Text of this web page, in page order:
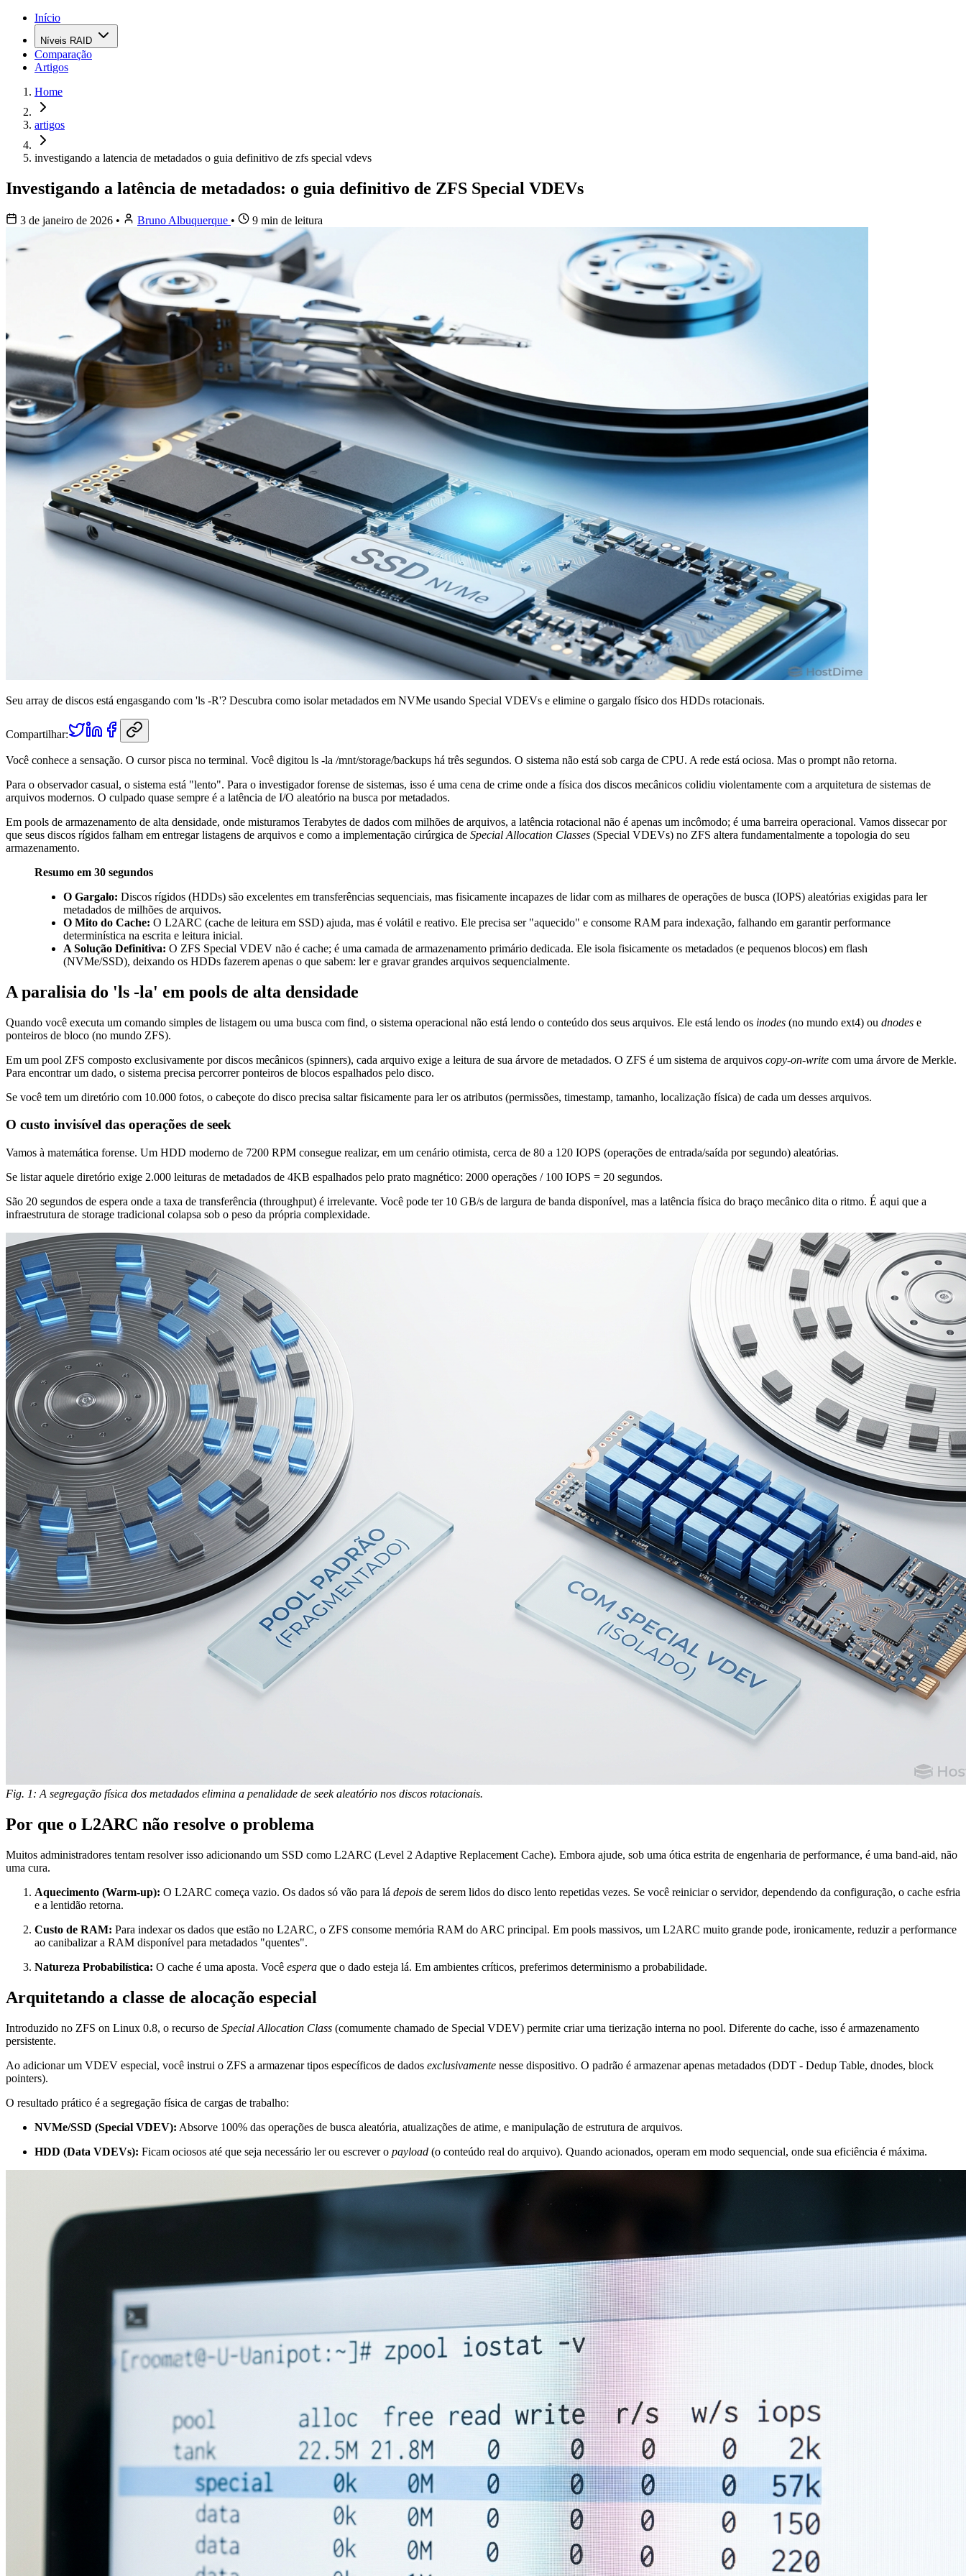
Início
Níveis RAID
Comparação
Artigos
Home
artigos
investigando a latencia de metadados o guia definitivo de zfs special vdevs
Investigando a latência de metadados: o guia definitivo de ZFS Special VDEVs
3 de janeiro de 2026 • Bruno Albuquerque • 9 min de leitura
Seu array de discos está engasgando com 'ls -R'? Descubra como isolar metadados em NVMe usando Special VDEVs e elimine o gargalo físico dos HDDs rotacionais.
Compartilhar:
Você conhece a sensação. O cursor pisca no terminal. Você digitou ls -la /mnt/storage/backups há três segundos. O sistema não está sob carga de CPU. A rede está ociosa. Mas o prompt não retorna.
Para o observador casual, o sistema está "lento". Para o investigador forense de sistemas, isso é uma cena de crime onde a física dos discos mecânicos colidiu violentamente com a arquitetura de sistemas de
arquivos modernos. O culpado quase sempre é a latência de I/O aleatório na busca por metadados.
Em pools de armazenamento de alta densidade, onde misturamos Terabytes de dados com milhões de arquivos, a latência rotacional não é apenas um incômodo; é uma barreira operacional. Vamos dissecar por
que seus discos rígidos falham em entregar listagens de arquivos e como a implementação cirúrgica de Special Allocation Classes (Special VDEVs) no ZFS altera fundamentalmente a topologia do seu
armazenamento.
Resumo em 30 segundos
O Gargalo: Discos rígidos (HDDs) são excelentes em transferências sequenciais, mas fisicamente incapazes de lidar com as milhares de operações de busca (IOPS) aleatórias exigidas para ler
metadados de milhões de arquivos.
O Mito do Cache: O L2ARC (cache de leitura em SSD) ajuda, mas é volátil e reativo. Ele precisa ser "aquecido" e consome RAM para indexação, falhando em garantir performance
determinística na escrita e leitura inicial.
A Solução Definitiva: O ZFS Special VDEV não é cache; é uma camada de armazenamento primário dedicada. Ele isola fisicamente os metadados (e pequenos blocos) em flash
(NVMe/SSD), deixando os HDDs fazerem apenas o que sabem: ler e gravar grandes arquivos sequencialmente.
A paralisia do 'ls -la' em pools de alta densidade
Quando você executa um comando simples de listagem ou uma busca com find, o sistema operacional não está lendo o conteúdo dos seus arquivos. Ele está lendo os inodes (no mundo ext4) ou dnodes e
ponteiros de bloco (no mundo ZFS).
Em um pool ZFS composto exclusivamente por discos mecânicos (spinners), cada arquivo exige a leitura de sua árvore de metadados. O ZFS é um sistema de arquivos copy-on-write com uma árvore de Merkle.
Para encontrar um dado, o sistema precisa percorrer ponteiros de blocos espalhados pelo disco.
Se você tem um diretório com 10.000 fotos, o cabeçote do disco precisa saltar fisicamente para ler os atributos (permissões, timestamp, tamanho, localização física) de cada um desses arquivos.
O custo invisível das operações de seek
Vamos à matemática forense. Um HDD moderno de 7200 RPM consegue realizar, em um cenário otimista, cerca de 80 a 120 IOPS (operações de entrada/saída por segundo) aleatórias.
Se listar aquele diretório exige 2.000 leituras de metadados de 4KB espalhados pelo prato magnético: 2000 operações / 100 IOPS = 20 segundos.
São 20 segundos de espera onde a taxa de transferência (throughput) é irrelevante. Você pode ter 10 GB/s de largura de banda disponível, mas a latência física do braço mecânico dita o ritmo. É aqui que a
infraestrutura de storage tradicional colapsa sob o peso da própria complexidade.
Fig. 1: A segregação física dos metadados elimina a penalidade de seek aleatório nos discos rotacionais.
Por que o L2ARC não resolve o problema
Muitos administradores tentam resolver isso adicionando um SSD como L2ARC (Level 2 Adaptive Replacement Cache). Embora ajude, sob uma ótica estrita de engenharia de performance, é uma band-aid, não
uma cura.
Aquecimento (Warm-up): O L2ARC começa vazio. Os dados só vão para lá depois de serem lidos do disco lento repetidas vezes. Se você reiniciar o servidor, dependendo da configuração, o cache esfria
e a lentidão retorna.
Custo de RAM: Para indexar os dados que estão no L2ARC, o ZFS consome memória RAM do ARC principal. Em pools massivos, um L2ARC muito grande pode, ironicamente, reduzir a performance
ao canibalizar a RAM disponível para metadados "quentes".
Natureza Probabilística: O cache é uma aposta. Você espera que o dado esteja lá. Em ambientes críticos, preferimos determinismo a probabilidade.
Arquitetando a classe de alocação especial
Introduzido no ZFS on Linux 0.8, o recurso de Special Allocation Class (comumente chamado de Special VDEV) permite criar uma tierização interna no pool. Diferente do cache, isso é armazenamento
persistente.
Ao adicionar um VDEV especial, você instrui o ZFS a armazenar tipos específicos de dados exclusivamente nesse dispositivo. O padrão é armazenar apenas metadados (DDT - Dedup Table, dnodes, block
pointers).
O resultado prático é a segregação física de cargas de trabalho:
NVMe/SSD (Special VDEV): Absorve 100% das operações de busca aleatória, atualizações de atime, e manipulação de estrutura de arquivos.
HDD (Data VDEVs): Ficam ociosos até que seja necessário ler ou escrever o payload (o conteúdo real do arquivo). Quando acionados, operam em modo sequencial, onde sua eficiência é máxima.